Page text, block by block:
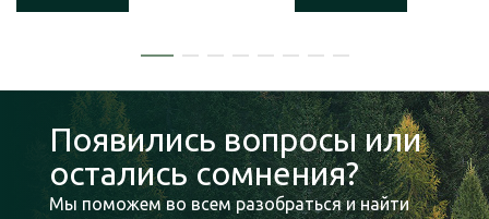
Появились вопросы или
остались сомнения?
Мы поможем во всем разобраться и найти